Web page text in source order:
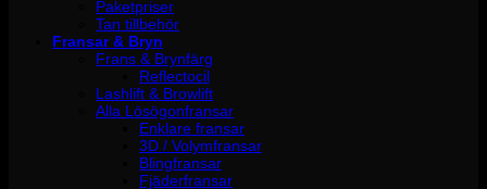
Paketpriser
Tan tillbehör
Fransar & Bryn
Frans & Brynfärg
Reflectocil
Lashlift & Browlift
Alla Lösögonfransar
Enklare fransar
3D / Volymfransar
Blingfransar
Fjäderfransar